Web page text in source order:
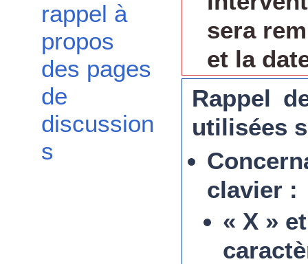
rappel à
propos
des pages
de
discussion
s
sera
et la
Rappel
utilisées
clavier :
« X »